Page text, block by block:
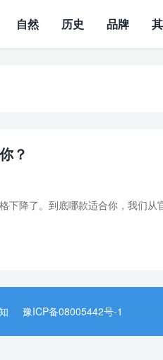
自然 历史 品牌
？
下降了。到底哪款适合你，我们从
豫ICP备08005442号-1